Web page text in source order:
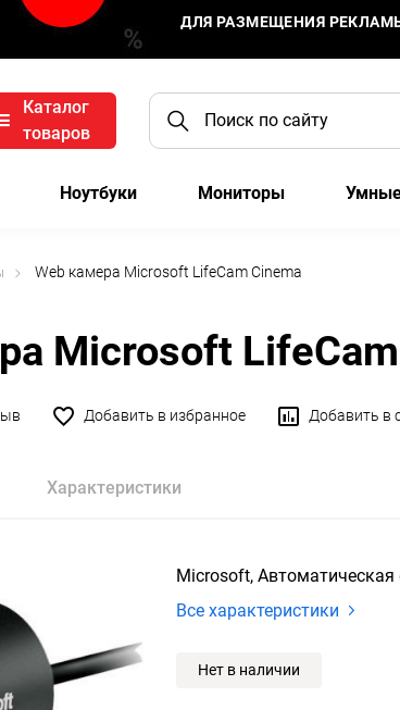
ДЛЯ РАЗМЕЩЕНИЯ
Каталог
товаров
Ноутбуки Мониторы
Web камера Microsoft LifeCam Cinema
Microsoft
Добавить в избранное Добавить в
Характеристики
Microsoft,
Все характеристики
Нет в наличии